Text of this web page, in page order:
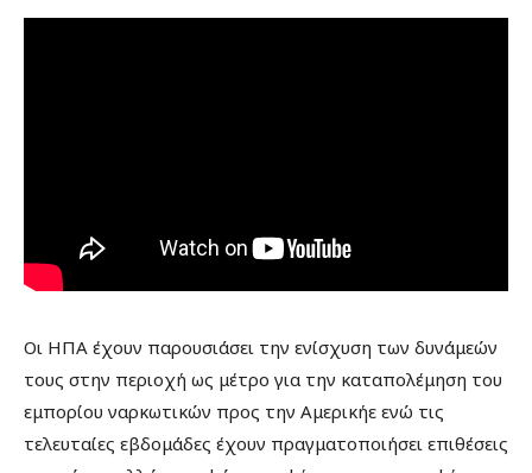
Οι ΗΠΑ έχουν παρουσιάσει την ενίσχυση των δυνάμεών
τους στην περιοχή ως μέτρο για την καταπολέμηση του
εμπορίου ναρκωτικών προς την Αμερικήε ενώ τις
τελευταίες εβδομάδες έχουν πραγματοποιήσει επιθέσεις